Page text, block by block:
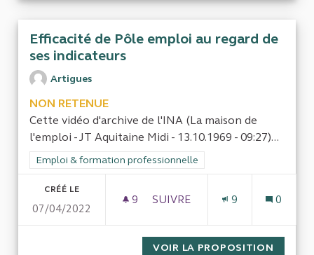
Efficacité de Pôle emploi au regard de
ses indicateurs
Artigues
NON RETENUE
Cette vidéo d'archive de l'INA (La maison de
l'emploi - JT Aquitaine Midi - 13.10.1969 - 09:27)...
Filtrer les résultats de la catégorie : Emploi & formation
Emploi & formation professionnelle
CRÉÉ LE
07/04/2022
9 9 ABONNÉS
SUIVRE
9 0
VOIR LA PROPOSITION